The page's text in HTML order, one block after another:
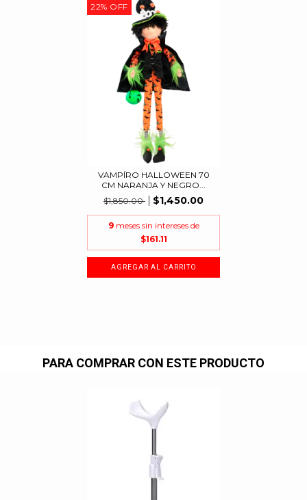
22% OFF
VAMPÍRO HALLOWEEN 70
CM NARANJA Y NEGRO...
$1,850.00
$1,450.00
9 meses sin intereses de
$161.11
PARA COMPRAR CON ESTE PRODUCTO